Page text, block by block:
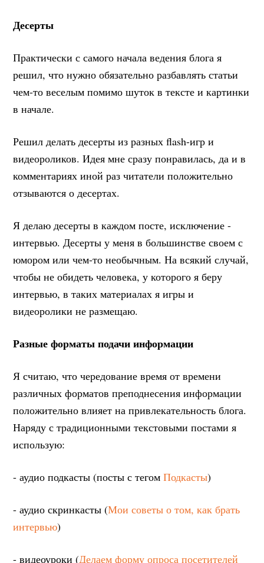
Десерты
Практически с самого начала ведения блога я
решил, что нужно обязательно разбавлять статьи
чем-то веселым помимо шуток в тексте и картинки
в начале.
Решил делать десерты из разных flash-игр и
видеороликов. Идея мне сразу понравилась, да и в
комментариях иной раз читатели положительно
отзываются о десертах.
Я делаю десерты в каждом посте, исключение -
интервью. Десерты у меня в большинстве своем с
юмором или чем-то необычным. На всякий случай,
чтобы не обидеть человека, у которого я беру
интервью, в таких материалах я игры и
видеоролики не размещаю.
Разные форматы подачи информации
Я считаю, что чередование время от времени
различных форматов преподнесения информации
положительно влияет на привлекательность блога.
Наряду с традиционными текстовыми постами я
использую:
- аудио подкасты (посты с тегомПодкасты)
- аудио скринкасты (Мои советы о том, как брать
интервью)
- видеоуроки (Делаем форму опроса посетителей